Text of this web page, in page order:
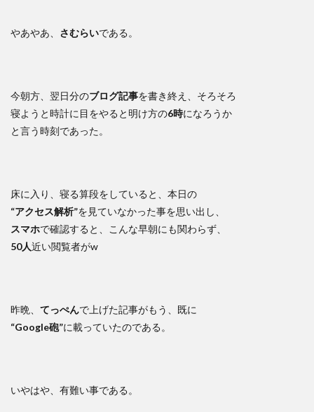
やあやあ、 さむらいである。
今朝方、翌日分のブログ記事を書き終え、そろそろ
寝ようと時計に目をやると明け方の6時になろうか
と言う時刻であった。
床に入り、寝る算段をしていると、本日の
“アクセス解析”を見ていなかった事を思い出し、
スマホで確認すると、こんな早朝にも関わらず、
50人近い閲覧者がw
昨晩、 てっぺんで上げた記事がもう、既に
“Google砲”に載っていたのである。
いやはや、有難い事である。